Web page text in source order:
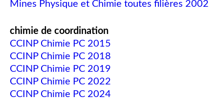
Mines Physique et Chimie toutes filières 2002
chimie de coordination
CCINP Chimie PC 2015
CCINP Chimie PC 2018
CCINP Chimie PC 2019
CCINP Chimie PC 2022
CCINP Chimie PC 2024